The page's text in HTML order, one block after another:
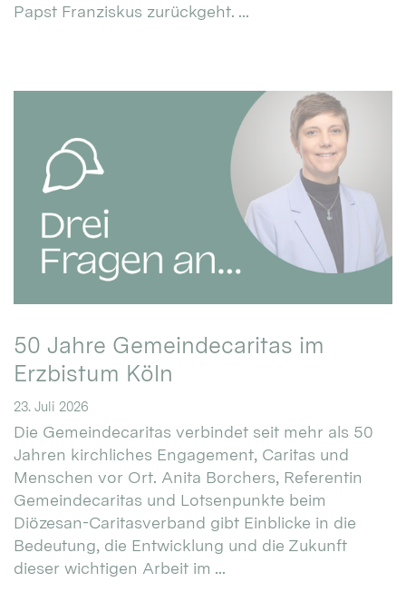
Papst Franziskus zurückgeht. ...
50 Jahre Gemeindecaritas im
Erzbistum Köln
23. Juli 2026
Die Gemeindecaritas verbindet seit mehr als 50
Jahren kirchliches Engagement, Caritas und
Menschen vor Ort. Anita Borchers, Referentin
Gemeindecaritas und Lotsenpunkte beim
Diözesan-Caritasverband gibt Einblicke in die
Bedeutung, die Entwicklung und die Zukunft
dieser wichtigen Arbeit im ...